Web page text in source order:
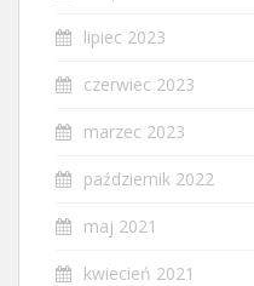
lipiec 2023
czerwiec 2023
marzec 2023
październik 2022
maj 2021
kwiecień 2021